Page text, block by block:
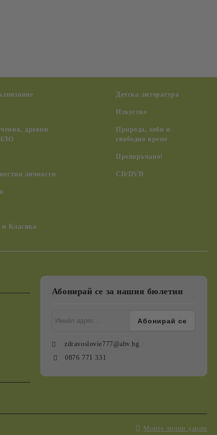
древни
личности
и Класика
Детска литература
Изкуство
Природа, хоби и
свободно време
Препоръчано!
CD/DVD
Абонирай се за нашия бюлетин
zdravoslovie777@abv.bg
0876 771 331
Моите лични данни